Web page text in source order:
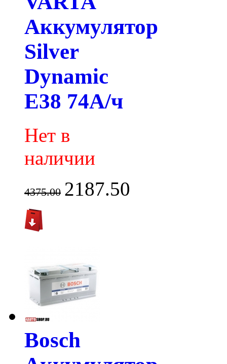
Аккумулятор
Silver
Dynamic
E38 74А/ч
Нет в
наличии
4375.00 2187.50
Bosch